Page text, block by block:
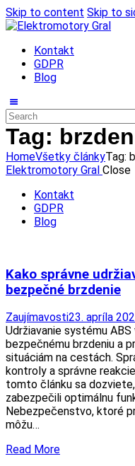
Skip to content Skip to
Kontakt
GDPR
Blog
Tag:
HomeVšetky článkyTag:
Elektromotory Gral Close
Kontakt
GDPR
Blog
Kako správne
bezpečné brzdenie
Zaujímavosti23. apríla
Udržiavanie systému
bezpečnému brzdeniu a
situáciám na cestách.
kontroly a správne
tomto článku sa
zabezpečili optimálnu
Nebezpečenstvo, ktoré
môžu…
Read More